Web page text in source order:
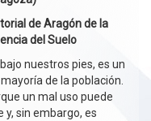
de Aragón de la
del Suelo
nuestros pies, es un
de la población.
un mal uso puede
y, sin embargo, es